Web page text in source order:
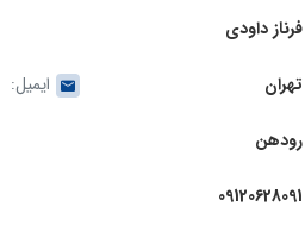
فرناز داودی
تهران
رودهن
09120628091
ایمیل: